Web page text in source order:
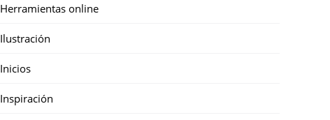
Herramientas online
Ilustración
Inicios
Inspiración